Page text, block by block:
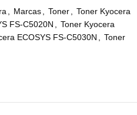
Marcas Toner
Toner Kyocera
FS-C5020N
Toner Kyocera
ECOSYS FS-C5030N
Toner